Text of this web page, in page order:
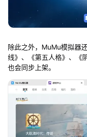
除此之外，MuMu模拟器
线》、《第五人格》、《
也会同步上架。